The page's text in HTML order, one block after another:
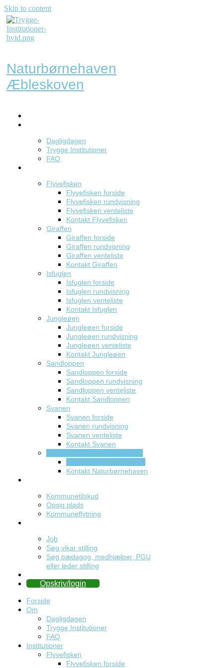
Skip to content
Naturbørnehaven
Æbleskoven
Dagligdagen
Trygge Institutioner
FAQ
Flyvefisken
Flyvefisken forside
Flyvefisken rundvisning
Flyvefisken venteliste
Kontakt Flyvefisken
Giraffen
Giraffen forside
Giraffen rundvisning
Giraffen venteliste
Kontakt Giraffen
Isfuglen
Isfuglen forside
Isfuglen rundvisning
Isfuglen venteliste
Kontakt Isfuglen
Jungleøen
Jungleøen forside
Jungleøen rundvisning
Jungleøen venteliste
Kontakt Jungleøen
Sandloppen
Sandloppen forside
Sandloppen rundvisning
Sandloppen venteliste
Kontakt Sandloppen
Svanen
Svanen forside
Svanen rundvisning
Svanen venteliste
Kontakt Svanen
Kontakt Naturbørnehaven
Kommunetilskud
Opsig plads
Kommuneflytning
Job
Søg vikar stilling
Søg pædagog, medhjælper, PGU
eller leder stilling
Opskriv/login
Forside
Om
Dagligdagen
Trygge Institutioner
FAQ
Institutioner
Flyvefisken
Flyvefisken forside